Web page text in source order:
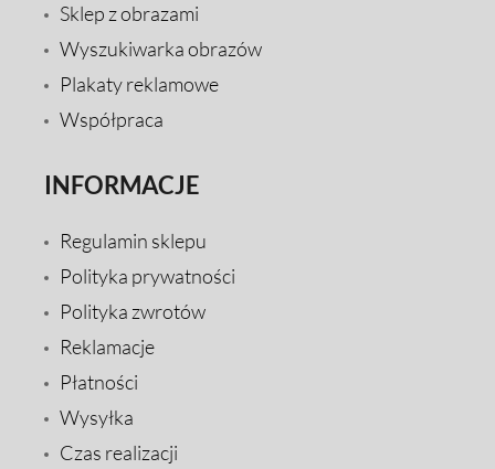
Sklep z obrazami
Wyszukiwarka obrazów
Plakaty reklamowe
Współpraca
INFORMACJE
Regulamin sklepu
Polityka prywatności
Polityka zwrotów
Reklamacje
Płatności
Wysyłka
Czas realizacji